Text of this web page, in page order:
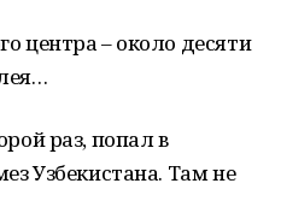
центра – около десяти
раз, попал в
Узбекистана. Там не